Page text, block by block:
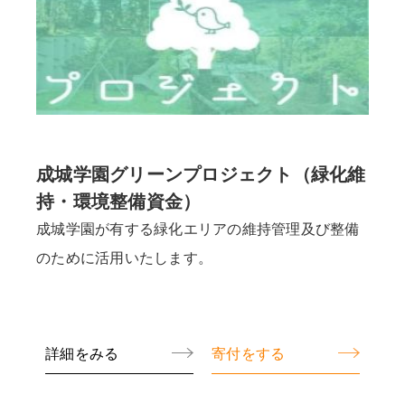
成城学園グリーンプロジェクト（緑化維
持・環境整備資金）
成城学園が有する緑化エリアの維持管理及び整備
のために活用いたします。
詳細をみる 寄付をする